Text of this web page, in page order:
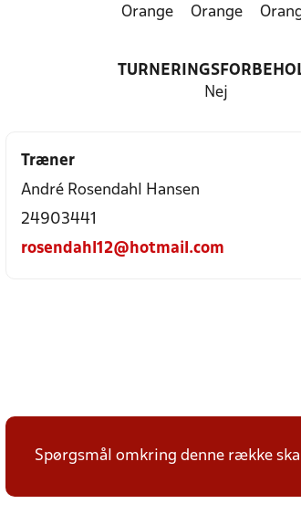
Orange Orange
Nej
Træner
André Rosendahl Hansen
24903441
rosendahl12@hotmail.com
Spørgsmål omkring denne række